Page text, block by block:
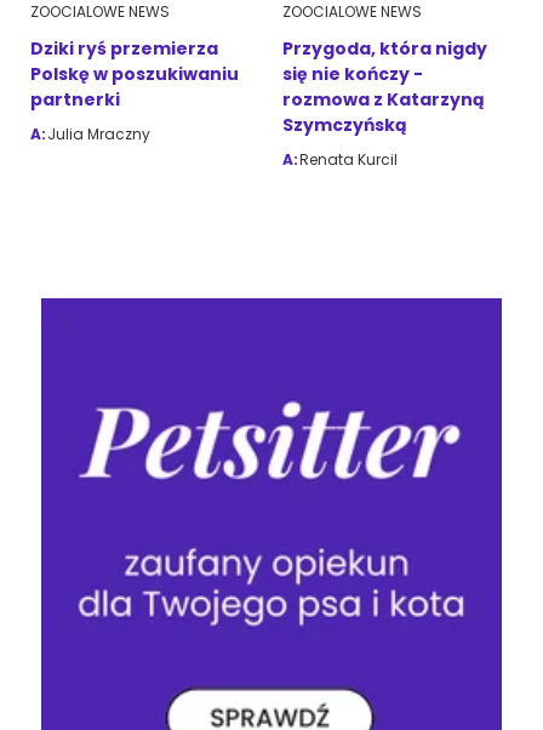
ZOOCIALOWE NEWS
Dziki ryś przemierza
Polskę w poszukiwaniu
partnerki
A:Julia Mraczny
ZOOCIALOWE NEWS
Przygoda, która nigdy
się nie kończy -
rozmowa z Katarzyną
Szymczyńską
A:Renata Kurcil